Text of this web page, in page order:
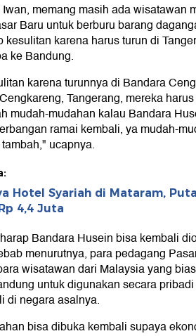
memang masih ada wisatawan
Baru untuk berburu barang
kesulitan karena harus turun di
ke Bandung.
karena turunnya di Bandara
Tangerang, mereka
mudah-mudahan kalau Bandara
ramai kembali, ya mudah-
ucapnya.
Hotel Syariah di Mataram,
4,4 Juta
Bandara Husein bisa kembali
menurutnya, para pedagang
wisatawan dari Malaysia yang
untuk digunakan secara
di negara asalnya.
bisa dibuka kembali supaya